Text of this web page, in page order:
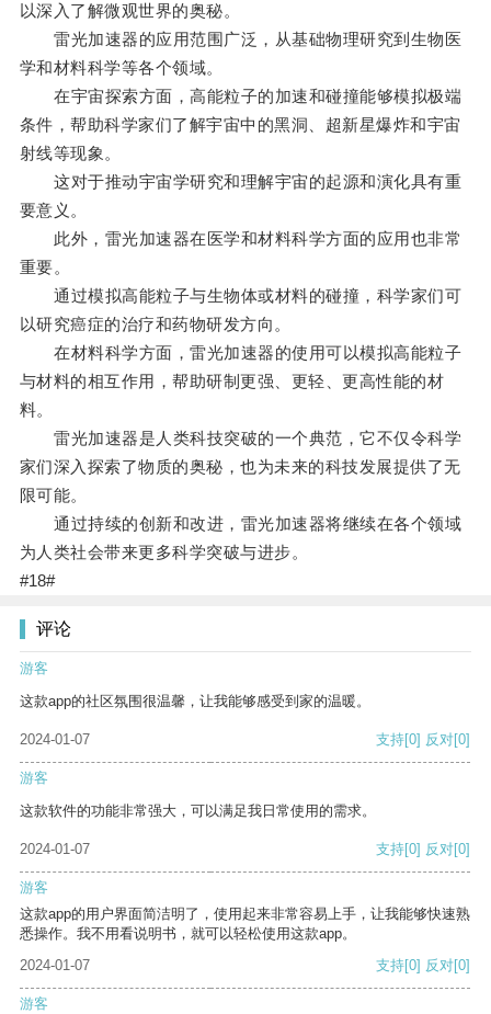
以深入了解微观世界的奥秘。
雷光加速器的应用范围广泛，从基础物理研究到生物医
学和材料科学等各个领域。
在宇宙探索方面，高能粒子的加速和碰撞能够模拟极端
条件，帮助科学家们了解宇宙中的黑洞、超新星爆炸和宇宙
射线等现象。
这对于推动宇宙学研究和理解宇宙的起源和演化具有重
要意义。
此外，雷光加速器在医学和材料科学方面的应用也非常
重要。
通过模拟高能粒子与生物体或材料的碰撞，科学家们可
以研究癌症的治疗和药物研发方向。
在材料科学方面，雷光加速器的使用可以模拟高能粒子
与材料的相互作用，帮助研制更强、更轻、更高性能的材
料。
雷光加速器是人类科技突破的一个典范，它不仅令科学
家们深入探索了物质的奥秘，也为未来的科技发展提供了无
限可能。
通过持续的创新和改进，雷光加速器将继续在各个领域
为人类社会带来更多科学突破与进步。
#18#
评论
游客
这款app的社区氛围很温馨，让我能够感受到家的温暖。
2024-01-07 支持[0] 反对[0]
游客
这款软件的功能非常强大，可以满足我日常使用的需求。
2024-01-07 支持[0] 反对[0]
游客
这款app的用户界面简洁明了，使用起来非常容易上手，让我能够快速熟
悉操作。我不用看说明书，就可以轻松使用这款app。
2024-01-07
支持[0] 反对[0]
游客